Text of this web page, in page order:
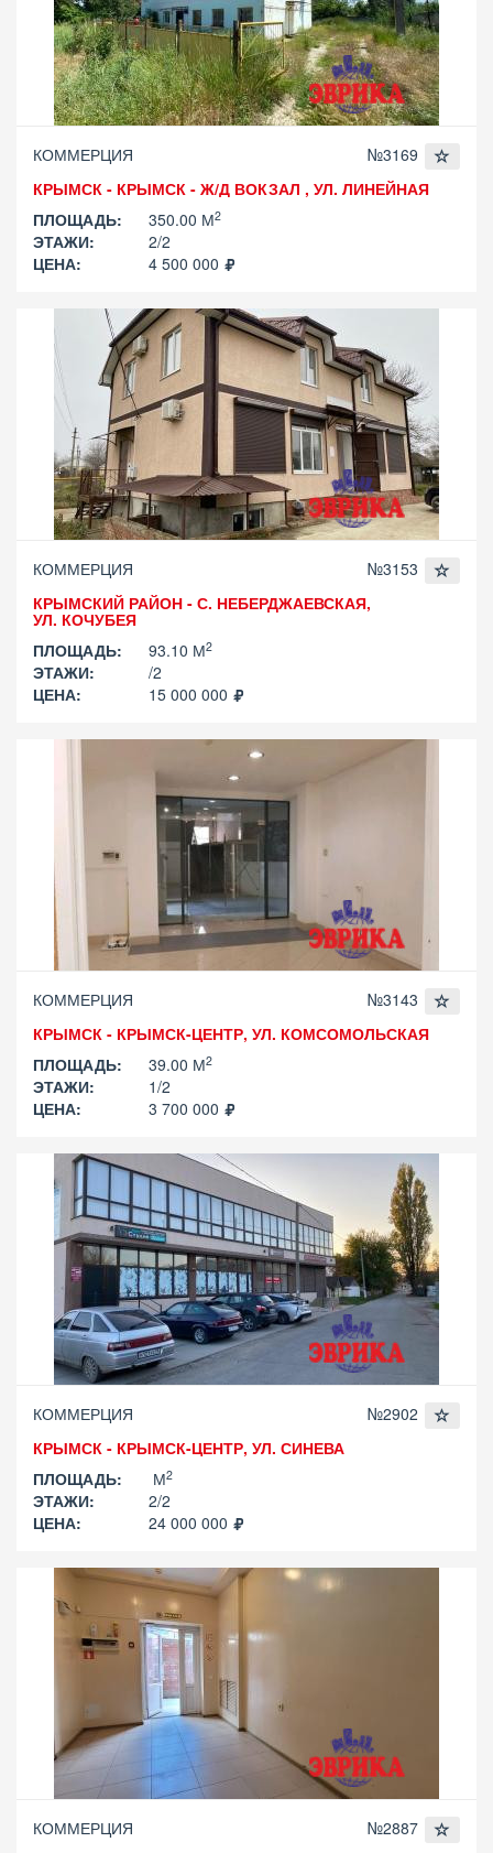
КОММЕРЦИЯ
№3169
КРЫМСК - КРЫМСК - Ж/Д ВОКЗАЛ , УЛ. ЛИНЕЙНАЯ
ПЛОЩАДЬ:
350.00 М2
ЭТАЖИ:
2/2
ЦЕНА:
4 500 000
КОММЕРЦИЯ
№3153
КРЫМСКИЙ РАЙОН - С. НЕБЕРДЖАЕВСКАЯ,
УЛ. КОЧУБЕЯ
ПЛОЩАДЬ:
93.10 М2
ЭТАЖИ:
/2
ЦЕНА:
15 000 000
КОММЕРЦИЯ
№3143
КРЫМСК - КРЫМСК-ЦЕНТР, УЛ. КОМСОМОЛЬСКАЯ
ПЛОЩАДЬ:
39.00 М2
ЭТАЖИ:
1/2
ЦЕНА:
3 700 000
КОММЕРЦИЯ
№2902
КРЫМСК - КРЫМСК-ЦЕНТР, УЛ. СИНЕВА
ПЛОЩАДЬ:
М2
ЭТАЖИ:
2/2
ЦЕНА:
24 000 000
КОММЕРЦИЯ
№2887